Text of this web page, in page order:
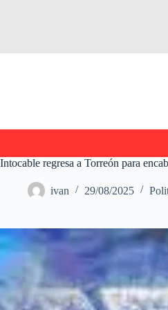
Intocable regresa a Torreón para
ivan 29/08/2025